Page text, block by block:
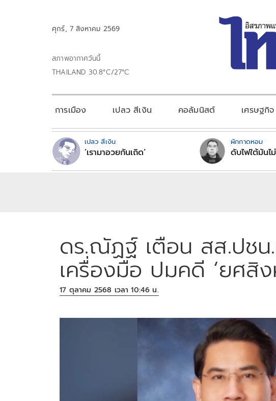
ศุกร์, 7 สิงหาคม 2569
สภาพอากาศวันนี้
THAILAND 30.8°C/27°C
การเมือง เปลว สีเงิน คอลัมนิสต์ เศรษฐกิจ
เปลว สีเงิน
‘เรามาอวยกันเถิด’
ผักกาดหอม
ดับไฟใต้มันไ
ดร.ณัฏฐ์ เตือน สส.ปชน.
เครื่องมือ ปมคดี ‘ยศสิง
17 ตุลาคม 2568 เวลา 10:46 น.